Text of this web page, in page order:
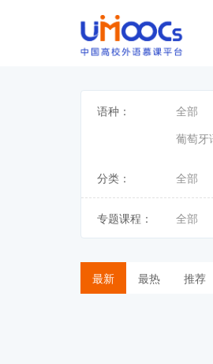
语种： 全部
葡萄牙
分类： 全部
专题课程： 全部
最新 最热 推荐